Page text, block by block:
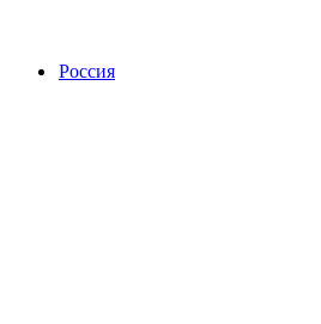
Россия